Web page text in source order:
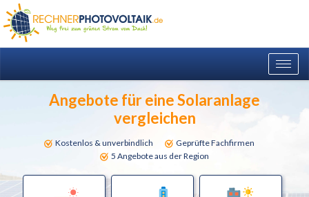
Angebote für eine Solaranlage
vergleichen
Kostenlos & unverbindlich
Geprüfte Fachfirmen
5 Angebote aus der Region